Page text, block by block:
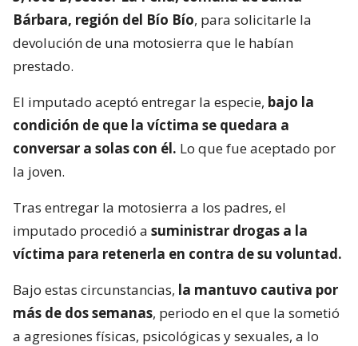
Bárbara, región del Bío Bío, para solicitarle la
devolución de una motosierra que le habían
prestado.
El imputado aceptó entregar la especie, bajo la
condición de que la víctima se quedara a
conversar a solas con él. Lo que fue aceptado por
la joven.
Tras entregar la motosierra a los padres, el
imputado procedió a suministrar drogas a la
víctima para retenerla en contra de su voluntad.
Bajo estas circunstancias, la mantuvo cautiva por
más de dos semanas, periodo en el que la sometió
a agresiones físicas, psicológicas y sexuales, a lo